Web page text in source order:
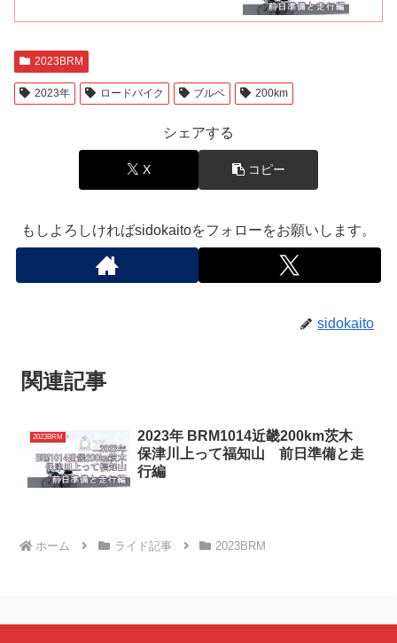
2023BRM
2023年 ロードバイク ブルベ 200km
シェアする
X コピー
もしよろしければsidokaitoをフォローをお願いします。
sidokaito
関連記事
2023BRM
2023年 BRM1014近畿200km茨木
保津川上って福知山 前日準備と走
行編
ホーム ライド記事 2023BRM